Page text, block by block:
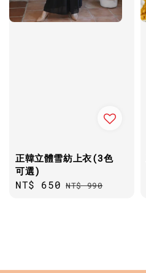
正韓立體雪紡上衣(3色
可選)
Sale
NT$ 650 Regular
NT$ 990